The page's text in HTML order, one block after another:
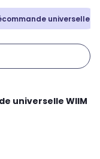
universelle
universelle WIIM